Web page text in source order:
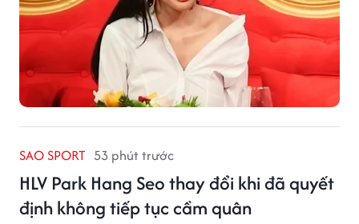
SAO SPORT 53 phút trước
HLV Park Hang Seo thay đổi khi đã quyết
định không tiếp tục cầm quân